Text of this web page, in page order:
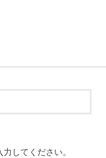
してください。